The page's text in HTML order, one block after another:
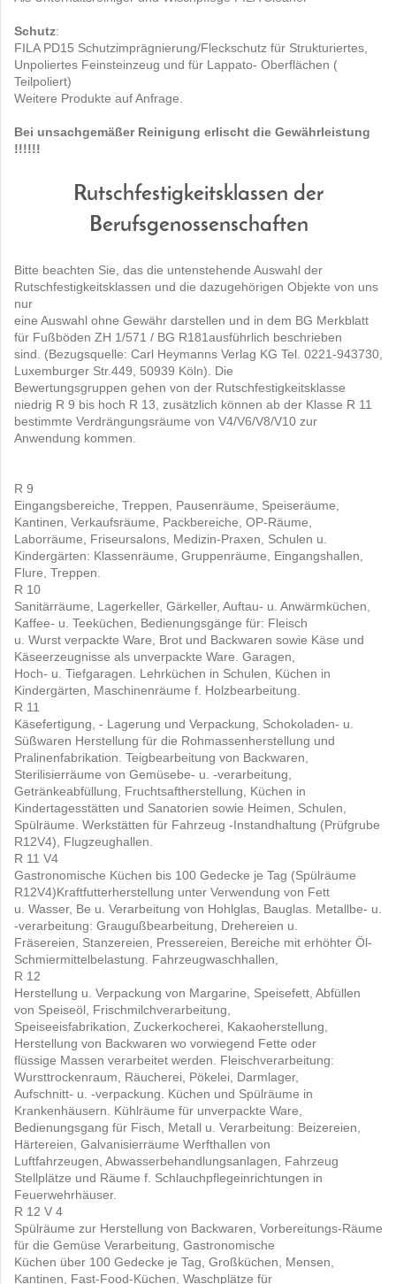
Schutz:
FILA PD15 Schutzimprägnierung/Fleckschutz für Strukturiertes,
Unpoliertes Feinsteinzeug und für Lappato- Oberflächen (
Teilpoliert)
Weitere Produkte auf Anfrage.
Bei unsachgemäßer Reinigung erlischt die Gewährleistung
!!!!!!
Rutschfestigkeitsklassen der
Berufsgenossenschaften
Bitte beachten Sie, das die untenstehende Auswahl der
Rutschfestigkeitsklassen und die dazugehörigen Objekte von uns
nur
eine Auswahl ohne Gewähr darstellen und in dem BG Merkblatt
für Fußböden ZH 1/571 / BG R181ausführlich beschrieben
sind. (Bezugsquelle: Carl Heymanns Verlag KG Tel. 0221-943730,
Luxemburger Str.449, 50939 Köln). Die
Bewertungsgruppen gehen von der Rutschfestigkeitsklasse
niedrig R 9 bis hoch R 13, zusätzlich können ab der Klasse R 11
bestimmte Verdrängungsräume von V4/V6/V8/V10 zur
Anwendung kommen.
R 9
Eingangsbereiche, Treppen, Pausenräume, Speiseräume,
Kantinen, Verkaufsräume, Packbereiche, OP-Räume,
Laborräume, Friseursalons, Medizin-Praxen, Schulen u.
Kindergärten: Klassenräume, Gruppenräume, Eingangshallen,
Flure, Treppen.
R 10
Sanitärräume, Lagerkeller, Gärkeller, Auftau- u. Anwärmküchen,
Kaffee- u. Teeküchen, Bedienungsgänge für: Fleisch
u. Wurst verpackte Ware, Brot und Backwaren sowie Käse und
Käseerzeugnisse als unverpackte Ware. Garagen,
Hoch- u. Tiefgaragen. Lehrküchen in Schulen, Küchen in
Kindergärten, Maschinenräume f. Holzbearbeitung.
R 11
Käsefertigung, - Lagerung und Verpackung, Schokoladen- u.
Süßwaren Herstellung für die Rohmassenherstellung und
Pralinenfabrikation. Teigbearbeitung von Backwaren,
Sterilisierräume von Gemüsebe- u. -verarbeitung,
Getränkeabfüllung, Fruchtsaftherstellung, Küchen in
Kindertagesstätten und Sanatorien sowie Heimen, Schulen,
Spülräume. Werkstätten für Fahrzeug -Instandhaltung (Prüfgrube
R12V4), Flugzeughallen.
R 11 V4
Gastronomische Küchen bis 100 Gedecke je Tag (Spülräume
R12V4)Kraftfutterherstellung unter Verwendung von Fett
u. Wasser, Be u. Verarbeitung von Hohlglas, Bauglas. Metallbe- u.
-verarbeitung: Graugußbearbeitung, Drehereien u.
Fräsereien, Stanzereien, Pressereien, Bereiche mit erhöhter Öl-
Schmiermittelbelastung. Fahrzeugwaschhallen,
R 12
Herstellung u. Verpackung von Margarine, Speisefett, Abfüllen
von Speiseöl, Frischmilchverarbeitung,
Speiseeisfabrikation, Zuckerkocherei, Kakaoherstellung,
Herstellung von Backwaren wo vorwiegend Fette oder
flüssige Massen verarbeitet werden. Fleischverarbeitung:
Wursttrockenraum, Räucherei, Pökelei, Darmlager,
Aufschnitt- u. -verpackung. Küchen und Spülräume in
Krankenhäusern. Kühlräume für unverpackte Ware,
Bedienungsgang für Fisch, Metall u. Verarbeitung: Beizereien,
Härtereien, Galvanisierräume Werfthallen von
Luftfahrzeugen, Abwasserbehandlungsanlagen, Fahrzeug
Stellplätze und Räume f. Schlauchpflegeinrichtungen in
Feuerwehrhäuser.
R 12 V 4
Spülräume zur Herstellung von Backwaren, Vorbereitungs-Räume
für die Gemüse Verarbeitung, Gastronomische
Küchen über 100 Gedecke je Tag, Großküchen, Mensen,
Kantinen, Fast-Food-Küchen, Waschplätze für